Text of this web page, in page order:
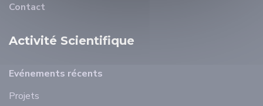
Contact
Activité Scientifique
Evénements récents
Projets